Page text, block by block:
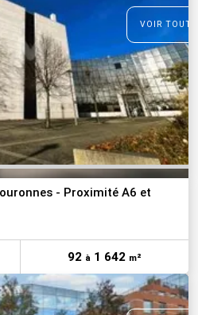
VOIR
- Proximité A6 et
92 à 1 642 m²